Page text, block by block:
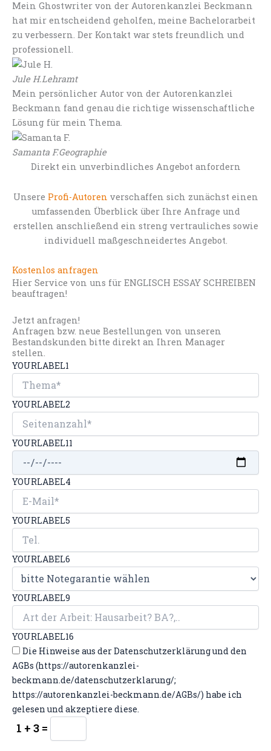
Mein Ghostwriter von der Autorenkanzlei Beckmann
hat mir entscheidend geholfen, meine Bachelorarbeit
zu verbessern. Der Kontakt war stets freundlich und
professionell.
Jule H.Lehramt
Mein persönlicher Autor von der Autorenkanzlei
Beckmann fand genau die richtige wissenschaftliche
Lösung für mein Thema.
Samanta F.Geographie
Direkt ein unverbindliches Angebot anfordern
Unsere Profi-Autoren verschaffen sich zunächst einen
umfassenden Überblick über Ihre Anfrage und
erstellen anschließend ein streng vertrauliches sowie
individuell maßgeschneidertes Angebot.
Kostenlos anfragen
Hier Service von uns für ENGLISCH ESSAY SCHREIBEN
beauftragen!
Jetzt anfragen!
Anfragen bzw. neue Bestellungen von unseren
Bestandskunden bitte direkt an Ihren Manager
stellen.
YOURLABEL1
YOURLABEL2
YOURLABEL11
YOURLABEL4
YOURLABEL5
YOURLABEL6
YOURLABEL9
YOURLABEL16
Die Hinweise aus der Datenschutzerklärung und den
AGBs (https://autorenkanzlei-
beckmann.de/datenschutzerklarung/;
https://autorenkanzlei-beckmann.de/AGBs/) habe ich
gelesen und akzeptiere diese.
1 + 3 =